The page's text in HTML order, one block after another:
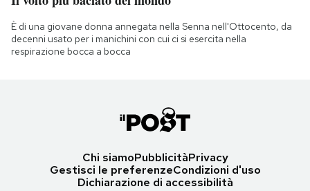
È di una giovane donna annegata nella Senna nell'Ottocento, da
decenni usato per i manichini con cui ci si esercita nella
respirazione bocca a bocca
Chi siamoPubblicitàPrivacy
Gestisci le preferenzeCondizioni d'uso
Dichiarazione di accessibilità